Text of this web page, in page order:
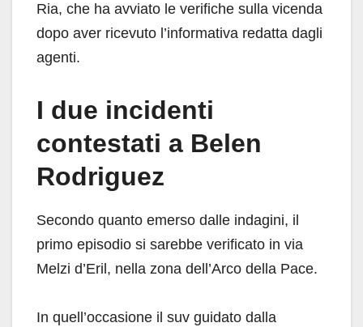
Ria, che ha avviato le verifiche sulla vicenda
dopo aver ricevuto l’informativa redatta dagli
agenti.
I due incidenti
contestati a Belen
Rodriguez
Secondo quanto emerso dalle indagini, il
primo episodio si sarebbe verificato in via
Melzi d’Eril, nella zona dell’Arco della Pace.
In quell’occasione il suv guidato dalla